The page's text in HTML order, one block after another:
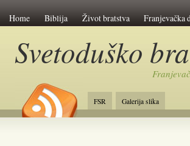
Home Biblija Život bratstva Franjevačka
Svetoduško
FSR Galerija slika